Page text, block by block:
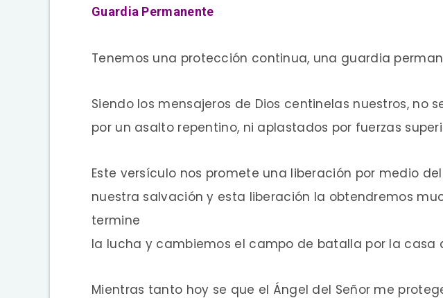
Guardia Permanente
Tenemos una protección continua, una guardia
Siendo los mensajeros de Dios centinelas nuestros, no
por un asalto repentino, ni aplastados por fuerzas
Este versículo nos promete una liberación por medio
nuestra salvación y esta liberación la obtendremos
termine
la lucha y cambiemos el campo de batalla por la casa
Mientras tanto hoy se que el Ángel del Señor me